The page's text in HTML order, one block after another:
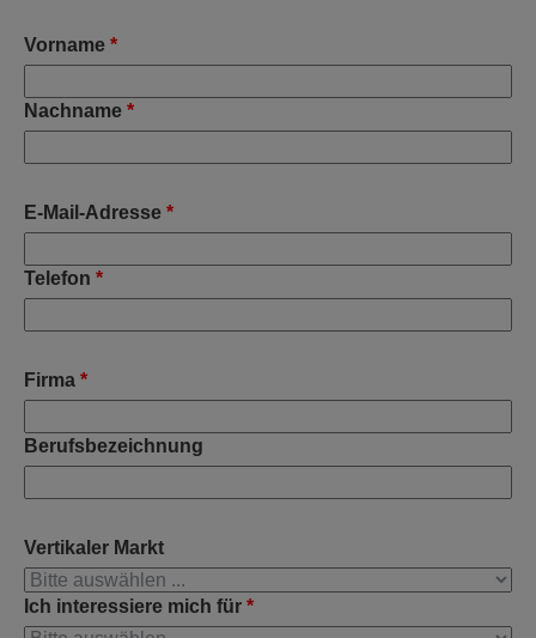
Vorname *
Nachname *
E-Mail-Adresse *
Telefon *
Firma *
Berufsbezeichnung
Vertikaler Markt
Ich interessiere mich für *